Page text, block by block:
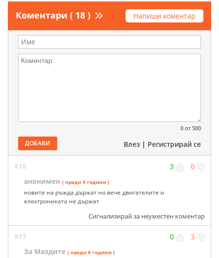
Коментари ( 18 ) Напиши коментар
0 от 500
ДОБАВИ Влез | Регистрирай се
#18 3 0
анонимен ( преди 4 години )
новите на ръжда държат но вече двигателите и
електрониката не държат
Сигнализирай за неуместен коментар
#17 0 3
За Маздите ( преди 6 години )